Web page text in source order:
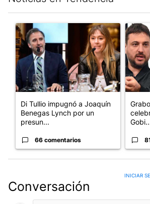
Un artículo de tendencia con el título
Di Tullio impugnó a Joaquín
Benegas Lynch por un
presun...
66 comentarios
Un
Conversación
INICIAR